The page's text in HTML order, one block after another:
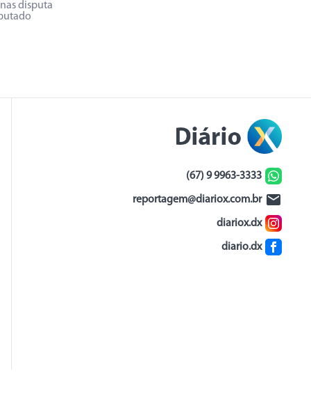
disputa
(67) 9 9963-3333
reportagem@diariox.com.br
diariox.dx
diario.dx